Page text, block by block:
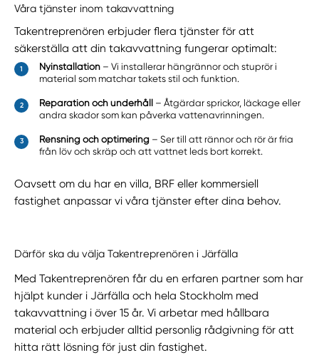
Våra tjänster inom takavvattning
Takentreprenören erbjuder flera tjänster för att
säkerställa att din takavvattning fungerar optimalt:
Nyinstallation – Vi installerar hängrännor och stuprör i
material som matchar takets stil och funktion.
Reparation och underhåll
– Åtgärdar sprickor, läckage eller
andra skador som kan påverka vattenavrinningen.
Rensning och optimering – Ser till att rännor och rör är fria
från löv och skräp och att vattnet leds bort korrekt.
Oavsett om du har en villa, BRF eller kommersiell
fastighet anpassar vi våra tjänster efter dina behov.
Därför ska du välja Takentreprenören i Järfälla
Med Takentreprenören får du en erfaren partner som har
hjälpt kunder i Järfälla och hela Stockholm med
takavvattning i över 15 år. Vi arbetar med hållbara
material och erbjuder alltid personlig rådgivning för att
hitta rätt lösning för just din fastighet.